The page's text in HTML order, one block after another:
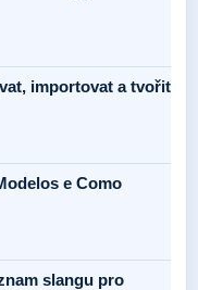
importovat a tvořit
e Como
slangu pro